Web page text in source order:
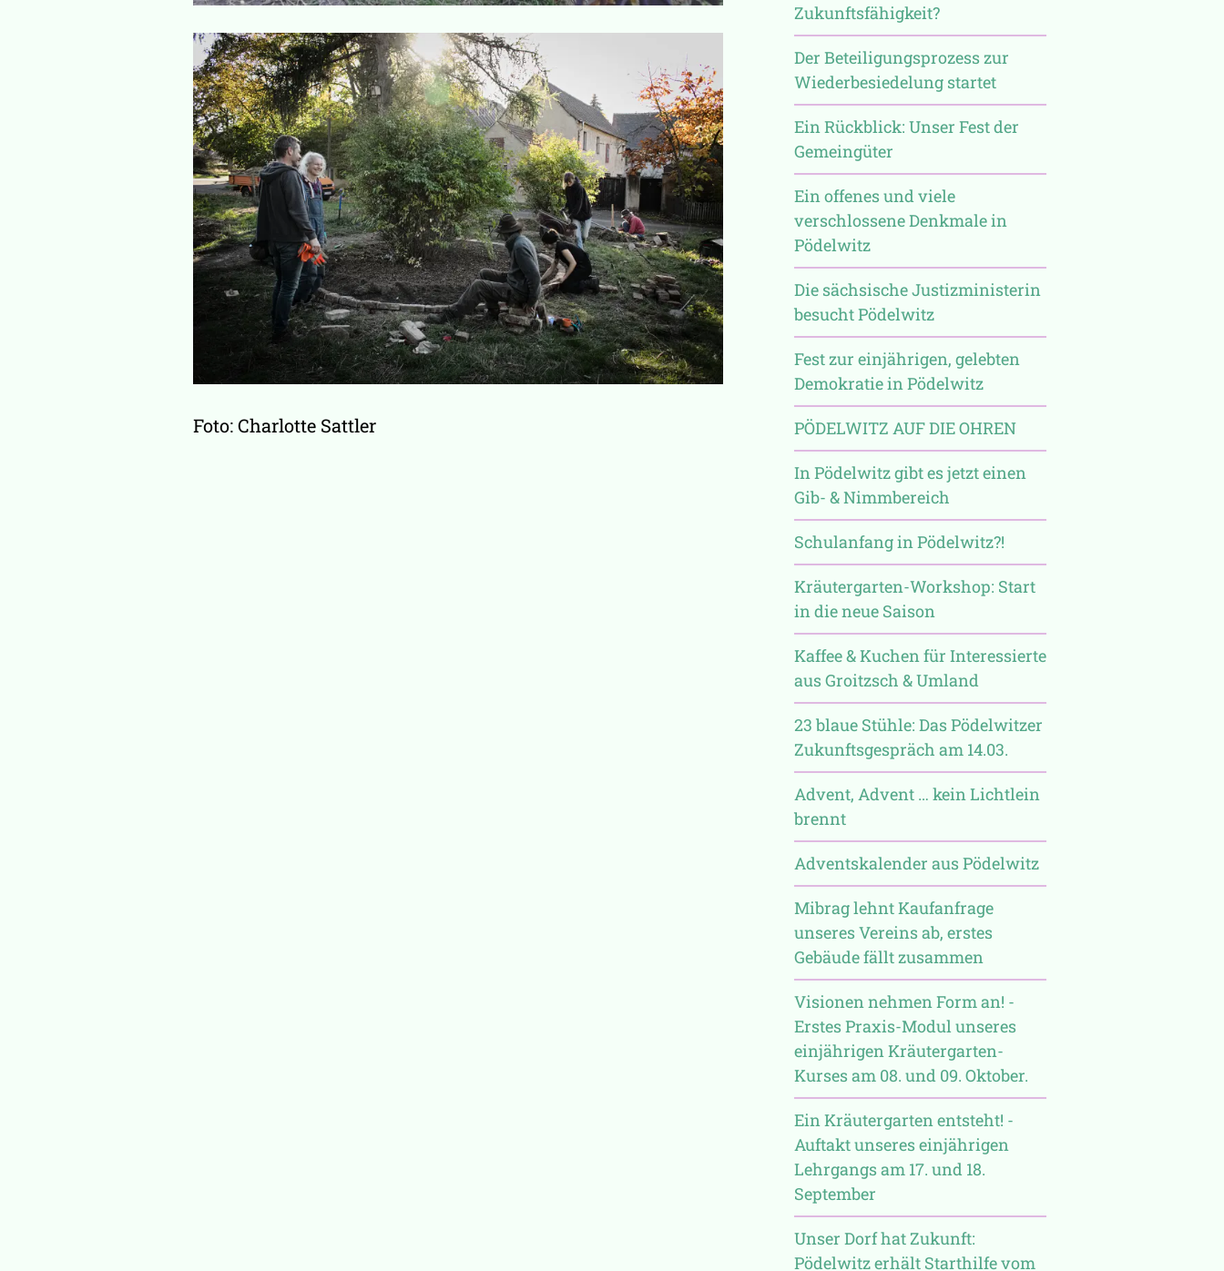
Foto: Charlotte Sattler
Zukunftsfähigkeit?
Der Beteiligungsprozess zur
Wiederbesiedelung startet
Ein Rückblick: Unser Fest der
Gemeingüter
Ein offenes und viele
verschlossene Denkmale in
Pödelwitz
Die sächsische Justizministerin
besucht Pödelwitz
Fest zur einjährigen, gelebten
Demokratie in Pödelwitz
PÖDELWITZ AUF DIE OHREN
In Pödelwitz gibt es jetzt einen
Gib- & Nimmbereich
Schulanfang in Pödelwitz?!
Kräutergarten-Workshop: Start
in die neue Saison
Kaffee & Kuchen für Interessierte
aus Groitzsch & Umland
23 blaue Stühle: Das Pödelwitzer
Zukunftsgespräch am 14.03.
Advent, Advent … kein Lichtlein
brennt
Adventskalender aus Pödelwitz
Mibrag lehnt Kaufanfrage
unseres Vereins ab, erstes
Gebäude fällt zusammen
Visionen nehmen Form an! -
Erstes Praxis-Modul unseres
einjährigen Kräutergarten-
Kurses am 08. und 09. Oktober.
Ein Kräutergarten entsteht! -
Auftakt unseres einjährigen
Lehrgangs am 17. und 18.
September
Unser Dorf hat Zukunft:
Pödelwitz erhält Starthilfe vom